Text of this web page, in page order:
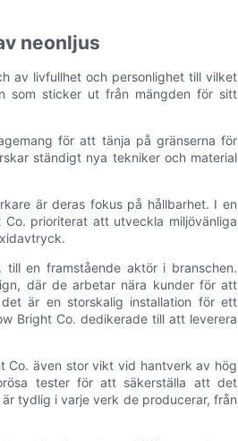
neonljus
av livfullhet och personlighet till vilket
som sticker ut från mängden för sitt
för att tänja på gränserna för
ständigt nya tekniker och material
är deras fokus på hållbarhet. I en
prioriterat att utveckla miljövänliga
en framstående aktör i branschen.
där de arbetar nära kunder för att
är en storskalig installation för ett
Bright Co. dedikerade till att leverera
Co. även stor vikt vid hantverk av hög
tester för att säkerställa att det
tydlig i varje verk de producerar, från